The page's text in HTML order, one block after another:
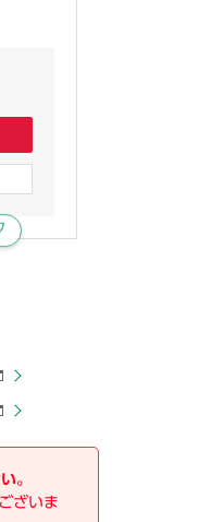
。
ざいま